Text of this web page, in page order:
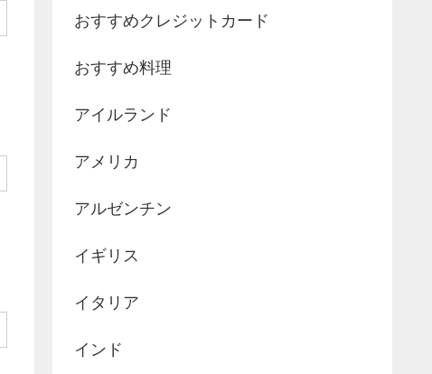
おすすめクレジットカード
おすすめ料理
アイルランド
アメリカ
アルゼンチン
イギリス
イタリア
インド